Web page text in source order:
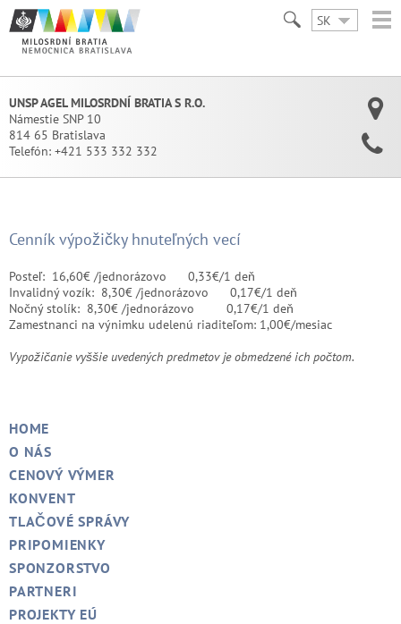
SK
UNSP AGEL MILOSRDNÍ BRATIA S R.O.
Námestie SNP 10
814 65 Bratislava
Telefón: +421 533 332 332
Cenník výpožičky hnuteľných vecí
Posteľ: 16,60€ /jednorázovo 0,33€/1 deň
Invalidný vozík: 8,30€ /jednorázovo 0,17€/1 deň
Nočný stolík: 8,30€ /jednorázovo 0,17€/1 deň
Zamestnanci na výnimku udelenú riaditeľom: 1,00€/mesiac
Vypožičanie vyššie uvedených predmetov je obmedzené ich počtom.
HOME
O NÁS
CENOVÝ VÝMER
KONVENT
TLAČOVÉ SPRÁVY
PRIPOMIENKY
SPONZORSTVO
PARTNERI
PROJEKTY EÚ